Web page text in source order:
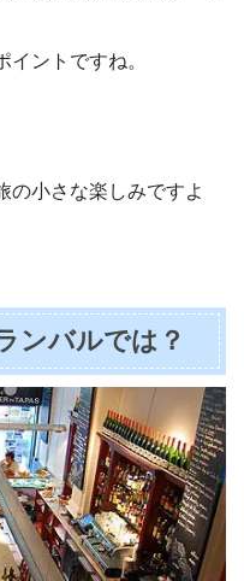
ントですね。
の小さな楽しみですよ
ンバルでは？